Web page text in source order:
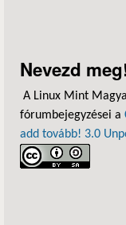
Nevezd
A Linux Mint
fórumbejegyzései a
add tovább! 3.0